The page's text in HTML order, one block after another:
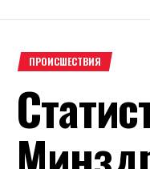
ПРОИСШЕСТВИЯ